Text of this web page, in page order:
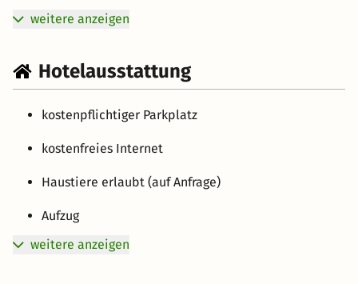
weitere anzeigen
Hotelausstattung
kostenpflichtiger Parkplatz
kostenfreies Internet
Haustiere erlaubt (auf Anfrage)
Aufzug
weitere anzeigen